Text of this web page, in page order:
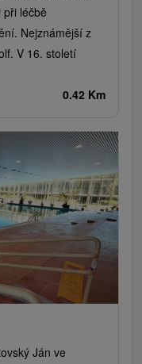
léčbě
Nejznámější z
V 16. století
0.42 Km
Ján ve